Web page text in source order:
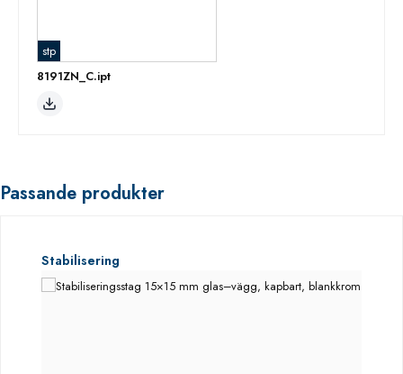
stp
8191ZN_C.ipt
Passande produkter
Hoppa över produktgalleri
Stabilisering